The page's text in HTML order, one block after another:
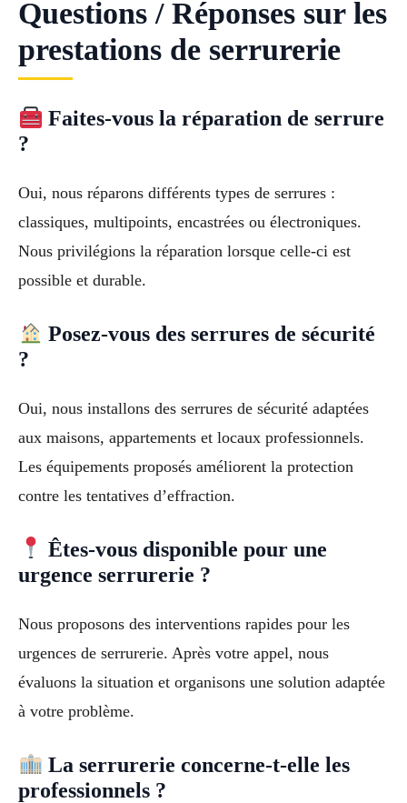
Questions / Réponses sur les
prestations de serrurerie
Faites-vous la réparation de serrure
?
Oui, nous réparons différents types de serrures :
classiques, multipoints, encastrées ou électroniques.
Nous privilégions la réparation lorsque celle-ci est
possible et durable.
Posez-vous des serrures de sécurité
?
Oui, nous installons des serrures de sécurité adaptées
aux maisons, appartements et locaux professionnels.
Les équipements proposés améliorent la protection
contre les tentatives d’effraction.
Êtes-vous disponible pour une
urgence serrurerie ?
Nous proposons des interventions rapides pour les
urgences de serrurerie. Après votre appel, nous
évaluons la situation et organisons une solution adaptée
à votre problème.
La serrurerie concerne-t-elle les
professionnels ?